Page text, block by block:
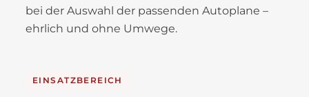
bei der Auswahl der passenden Autoplane –
ehrlich und ohne Umwege.
EINSATZBEREICH